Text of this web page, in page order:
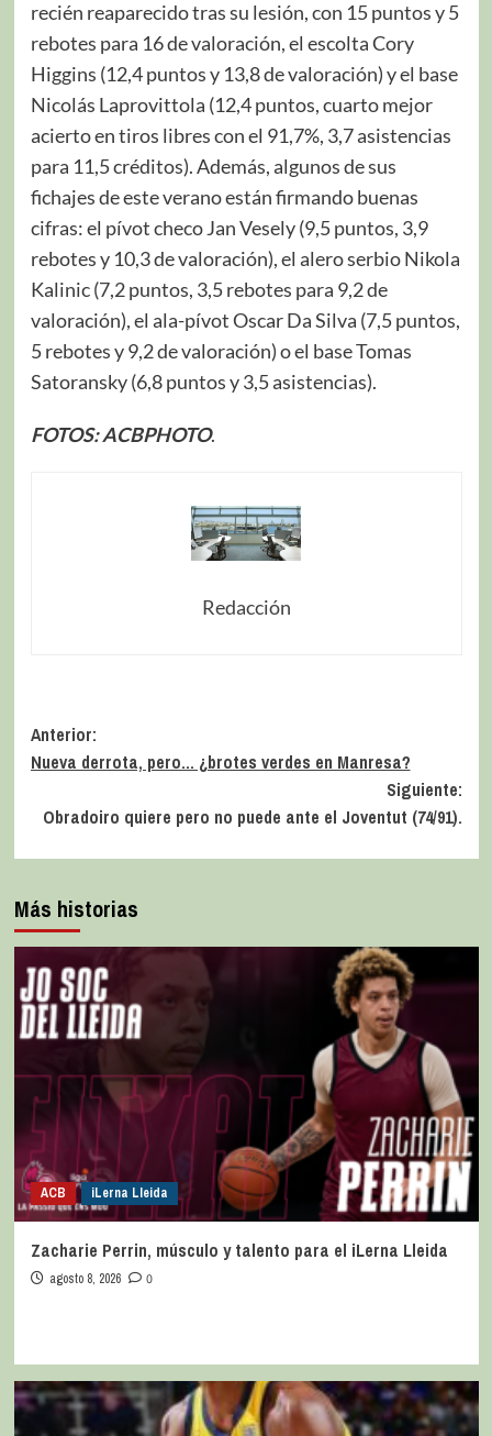
recién reaparecido tras su lesión, con 15 puntos y 5
rebotes para 16 de valoración, el escolta Cory
Higgins (12,4 puntos y 13,8 de valoración) y el base
Nicolás Laprovittola (12,4 puntos, cuarto mejor
acierto en tiros libres con el 91,7%, 3,7 asistencias
para 11,5 créditos). Además, algunos de sus
fichajes de este verano están firmando buenas
cifras: el pívot checo Jan Vesely (9,5 puntos, 3,9
rebotes y 10,3 de valoración), el alero serbio Nikola
Kalinic (7,2 puntos, 3,5 rebotes para 9,2 de
valoración), el ala-pívot Oscar Da Silva (7,5 puntos,
5 rebotes y 9,2 de valoración) o el base Tomas
Satoransky (6,8 puntos y 3,5 asistencias).
FOTOS: ACBPHOTO.
Redacción
Anterior:
Nueva derrota, pero… ¿brotes verdes en Manresa?
Siguiente:
Obradoiro quiere pero no puede ante el Joventut (74/91).
Más historias
ACB iLerna Lleida
Zacharie Perrin, músculo y talento para el iLerna Lleida
agosto 8, 2026 0